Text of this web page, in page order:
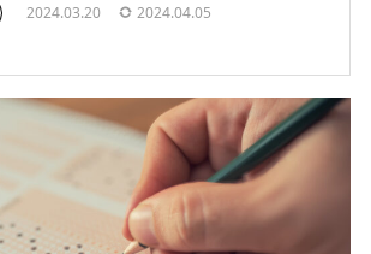
2024.03.20 2024.04.05